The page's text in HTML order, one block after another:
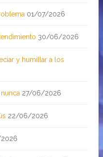
01/07/2026
30/06/2026
y humillar a los
27/06/2026
22/06/2026